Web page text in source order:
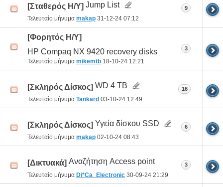
[Σταθερός Η/Υ] Jump List
Τελευταίο μήνυμα makap 31-12-24 07:12
9
[Φορητός Η/Υ]
HP Compaq NX 9420 recovery disks
Τελευταίο μήνυμα mikemtb 18-10-24 12:21
3
[Σκληρός Δίσκος] WD 4 TB
Τελευταίο μήνυμα Tankard 03-10-24 12:49
16
[Σκληρός Δίσκος] Υγεία δίσκου SSD
Τελευταίο μήνυμα makap 02-10-24 08:43
6
[Δικτυακά] Αναζήτηση Access point
Τελευταίο μήνυμα Di*Ca_Electronic 30-09-24 21:29
3